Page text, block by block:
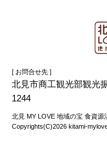
[ お問合せ先 ]
北見市商工観光部観光
1244
北見 MY LOVE 地域の宝 食資源
Copyrights(C)2026 kitami-